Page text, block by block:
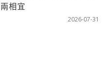
相宜
2026-07-31